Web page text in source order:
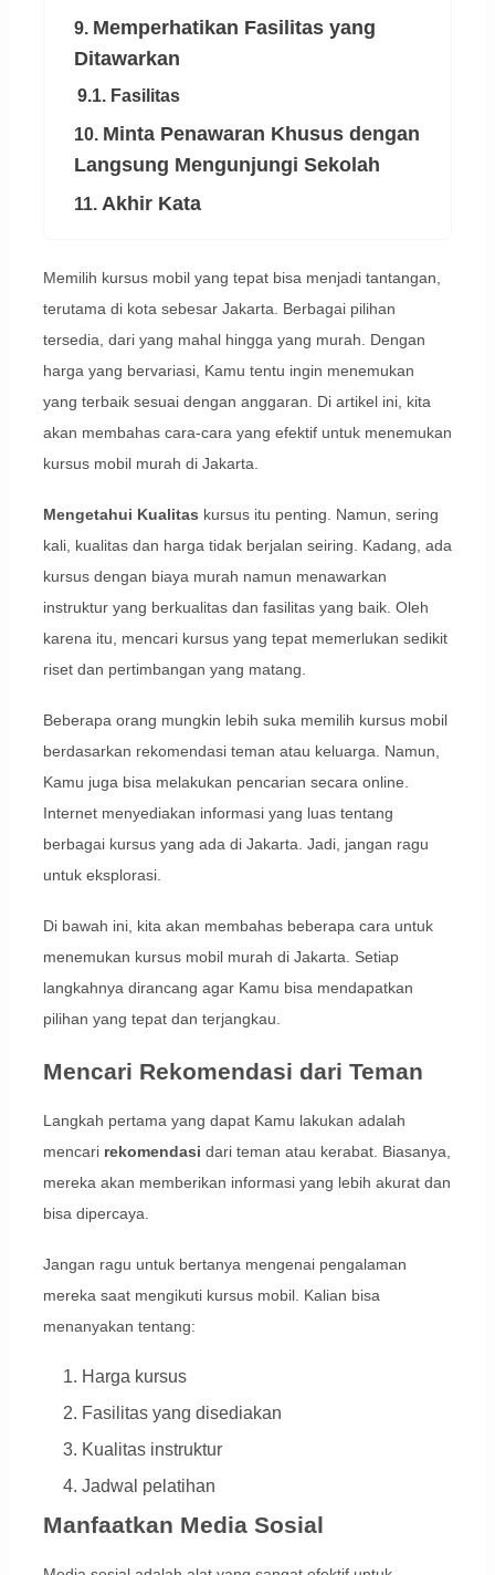
9. Memperhatikan Fasilitas yang
Ditawarkan
9.1. Fasilitas
10. Minta Penawaran Khusus dengan
Langsung Mengunjungi Sekolah
11. Akhir Kata
Memilih kursus mobil yang tepat bisa menjadi tantangan,
terutama di kota sebesar Jakarta. Berbagai pilihan
tersedia, dari yang mahal hingga yang murah. Dengan
harga yang bervariasi, Kamu tentu ingin menemukan
yang terbaik sesuai dengan anggaran. Di artikel ini, kita
akan membahas cara-cara yang efektif untuk menemukan
kursus mobil murah di Jakarta.
Mengetahui Kualitas kursus itu penting. Namun, sering
kali, kualitas dan harga tidak berjalan seiring. Kadang, ada
kursus dengan biaya murah namun menawarkan
instruktur yang berkualitas dan fasilitas yang baik. Oleh
karena itu, mencari kursus yang tepat memerlukan sedikit
riset dan pertimbangan yang matang.
Beberapa orang mungkin lebih suka memilih kursus mobil
berdasarkan rekomendasi teman atau keluarga. Namun,
Kamu juga bisa melakukan pencarian secara online.
Internet menyediakan informasi yang luas tentang
berbagai kursus yang ada di Jakarta. Jadi, jangan ragu
untuk eksplorasi.
Di bawah ini, kita akan membahas beberapa cara untuk
menemukan kursus mobil murah di Jakarta. Setiap
langkahnya dirancang agar Kamu bisa mendapatkan
pilihan yang tepat dan terjangkau.
Mencari Rekomendasi dari Teman
Langkah pertama yang dapat Kamu lakukan adalah
mencari rekomendasi dari teman atau kerabat. Biasanya,
mereka akan memberikan informasi yang lebih akurat dan
bisa dipercaya.
Jangan ragu untuk bertanya mengenai pengalaman
mereka saat mengikuti kursus mobil. Kalian bisa
menanyakan tentang:
Harga kursus
Fasilitas yang disediakan
Kualitas instruktur
Jadwal pelatihan
Manfaatkan Media Sosial